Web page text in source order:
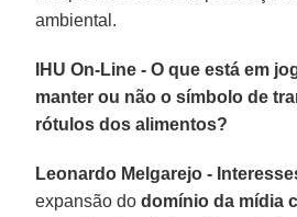
ambiental.
IHU On-Line - O que está em
manter ou não o símbolo de
rótulos dos alimentos?
Leonardo Melgarejo -
expansão dodomínio da mídia